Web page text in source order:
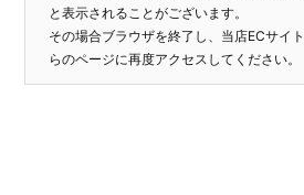
と表示されることがございます。
その場合ブラウザを終了し、当店ECサイ
らのページに再度アクセスしてください。